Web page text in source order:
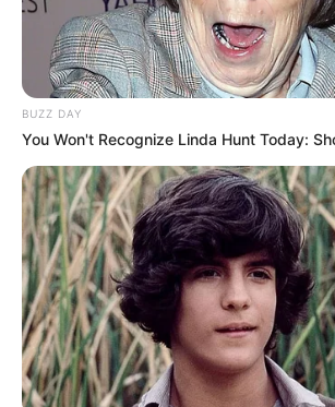
BUZZ DAY
You Won't Recognize Linda Hunt Today: